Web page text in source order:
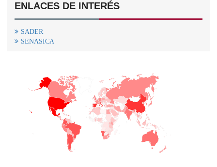
ENLACES DE INTERÉS
SADER
SENASICA